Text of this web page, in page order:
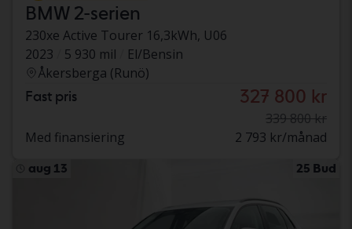
BMW 2-serien
230xe Active Tourer 16,3kWh, U06
2023
5 930 mil
El/Bensin
Åkersberga (Runö)
Fast pris 327 800 kr
339 800 kr
Med finansiering
2 793 kr/månad
aug 13 25 Bud